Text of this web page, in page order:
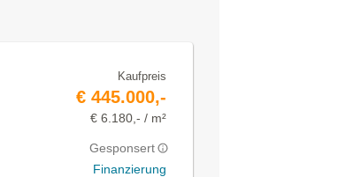
Kaufpreis
€ 445.000,-
€ 6.180,- / m²
Gesponsert
Finanzierung